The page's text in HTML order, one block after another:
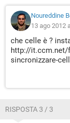
Noureddine
13 ago 2012
che celle è ?
http://it.ccm.net/
sincronizzare-
RISPOSTA 3 / 3